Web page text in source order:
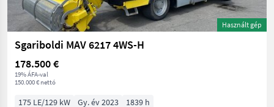
Használt gép
Sgariboldi MAV 6217 4WS-H
178.500 €
19% ÁFA-val
150.000 € nettó
175 LE/129 kW Gy. év 2023
1839 h